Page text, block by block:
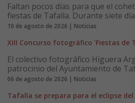
Faltan pocos días para que el
fiestas de Tafalla. Durante siete
10 de agosto de 2026 | Noticias
XIII Concurso fotográfico ‘Fiestas de
El colectivo fotográfico Higuera
patrocinio del Ayuntamiento de
06 de agosto de 2026 | Noticias
Tafalla se prepara para el eclipse